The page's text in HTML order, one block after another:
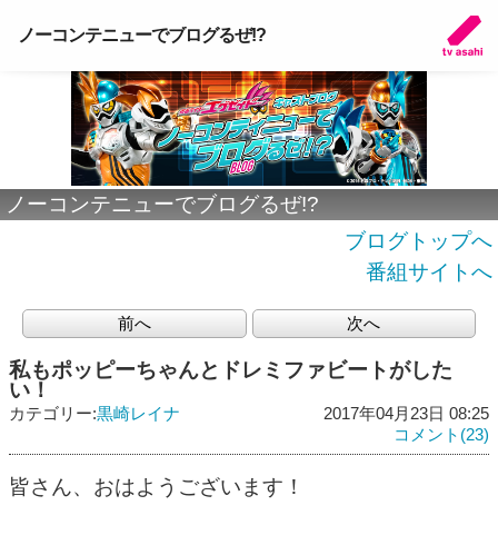
ノーコンテニューでブログるぜ!?
ノーコンテニューでブログるぜ!?
ブログトップへ
番組サイトへ
前へ 次へ
私もポッピーちゃんとドレミファビートがした
い！
カテゴリー:黒崎レイナ
2017年04月23日 08:25
コメント(23)
皆さん、おはようございます！